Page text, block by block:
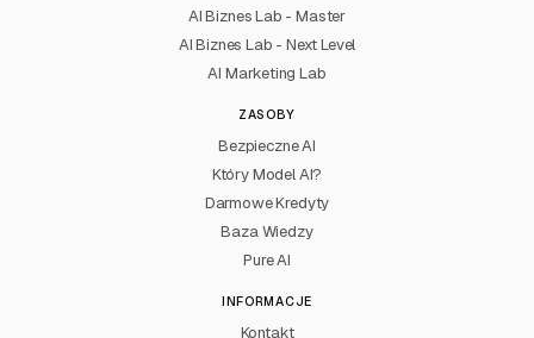
AI Biznes Lab - Master
AI Biznes Lab - Next Level
AI Marketing Lab
ZASOBY
Bezpieczne AI
Który Model AI?
Darmowe Kredyty
Baza Wiedzy
Pure AI
INFORMACJE
Kontakt